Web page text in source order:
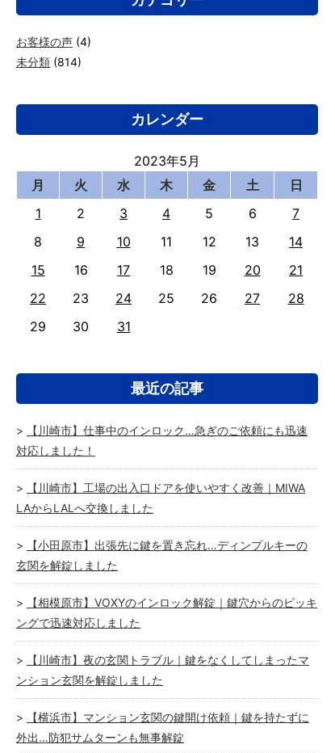
お客様の声 (4)
未分類 (814)
カレンダー
2023年5月
月
火 水 木 金 土
日
1
2 3 4 5 6
7
8
9 10 11 12 13
14
15
16 17 18 19 20
21
22
23 24 25 26 27
28
29
30 31
最近の記事
【川崎市】仕事中のインロック…急ぎのご依頼にも迅速
対応しました！
【川崎市】工場の出入口ドアを使いやすく改善｜MIWA
LAからLALへ交換しました
【小田原市】出張先に鍵を置き忘れ…ディンプルキーの
玄関を解錠しました
【相模原市】VOXYのインロック解錠｜鍵穴からのピッキ
ングで迅速対応しました
【川崎市】夜の玄関トラブル｜鍵をなくしてしまったマ
ンション玄関を解錠しました
【横浜市】マンション玄関の鍵開け依頼｜鍵を持たずに
外出…防犯サムターンも無事解錠